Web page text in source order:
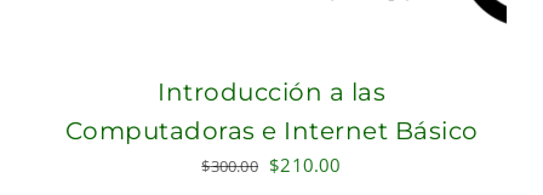
Introducción a las
Computadoras e Internet Básico
$300.00 Original
$210.00